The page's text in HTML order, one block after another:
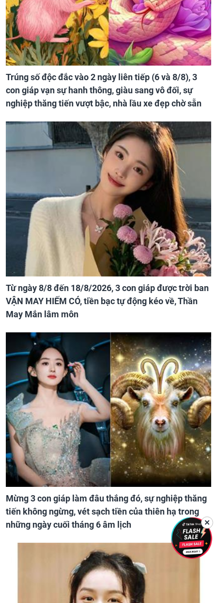
Trúng số độc đắc vào 2 ngày liên tiếp (6 và 8/8), 3
con giáp vạn sự hanh thông, giàu sang vô đối, sự
nghiệp thăng tiến vượt bậc, nhà lầu xe đẹp chờ sẵn
Từ ngày 8/8 đến 18/8/2026, 3 con giáp được trời ban
VẬN MAY HIẾM CÓ, tiền bạc tự động kéo về, Thần
May Mắn lâm môn
Mừng 3 con giáp làm đâu thắng đó, sự nghiệp thăng
tiến không ngừng, vét sạch tiền của thiên hạ trong
những ngày cuối tháng 6 âm lịch
✕